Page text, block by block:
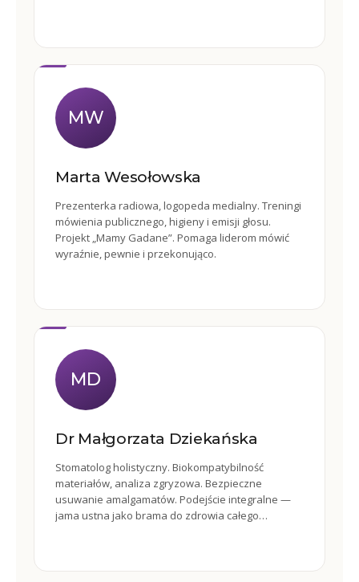
MW
Marta Wesołowska
Prezenterka radiowa, logopeda medialny. Treningi
mówienia publicznego, higieny i emisji głosu.
Projekt „Mamy Gadane”. Pomaga liderom mówić
wyraźnie, pewnie i przekonująco.
MD
Dr Małgorzata Dziekańska
Stomatolog holistyczny. Biokompatybilność
materiałów, analiza zgryzowa. Bezpieczne
usuwanie amalgamatów. Podejście integralne —
jama ustna jako brama do zdrowia całego